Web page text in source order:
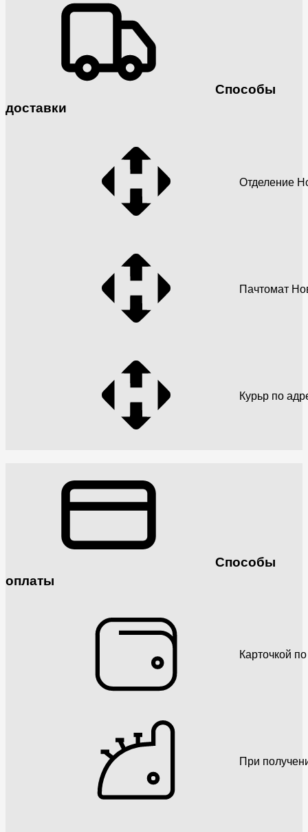
Способы
доставки
Отделение
Пачтомат
Курьр по
Способы
оплаты
Карточкой
При